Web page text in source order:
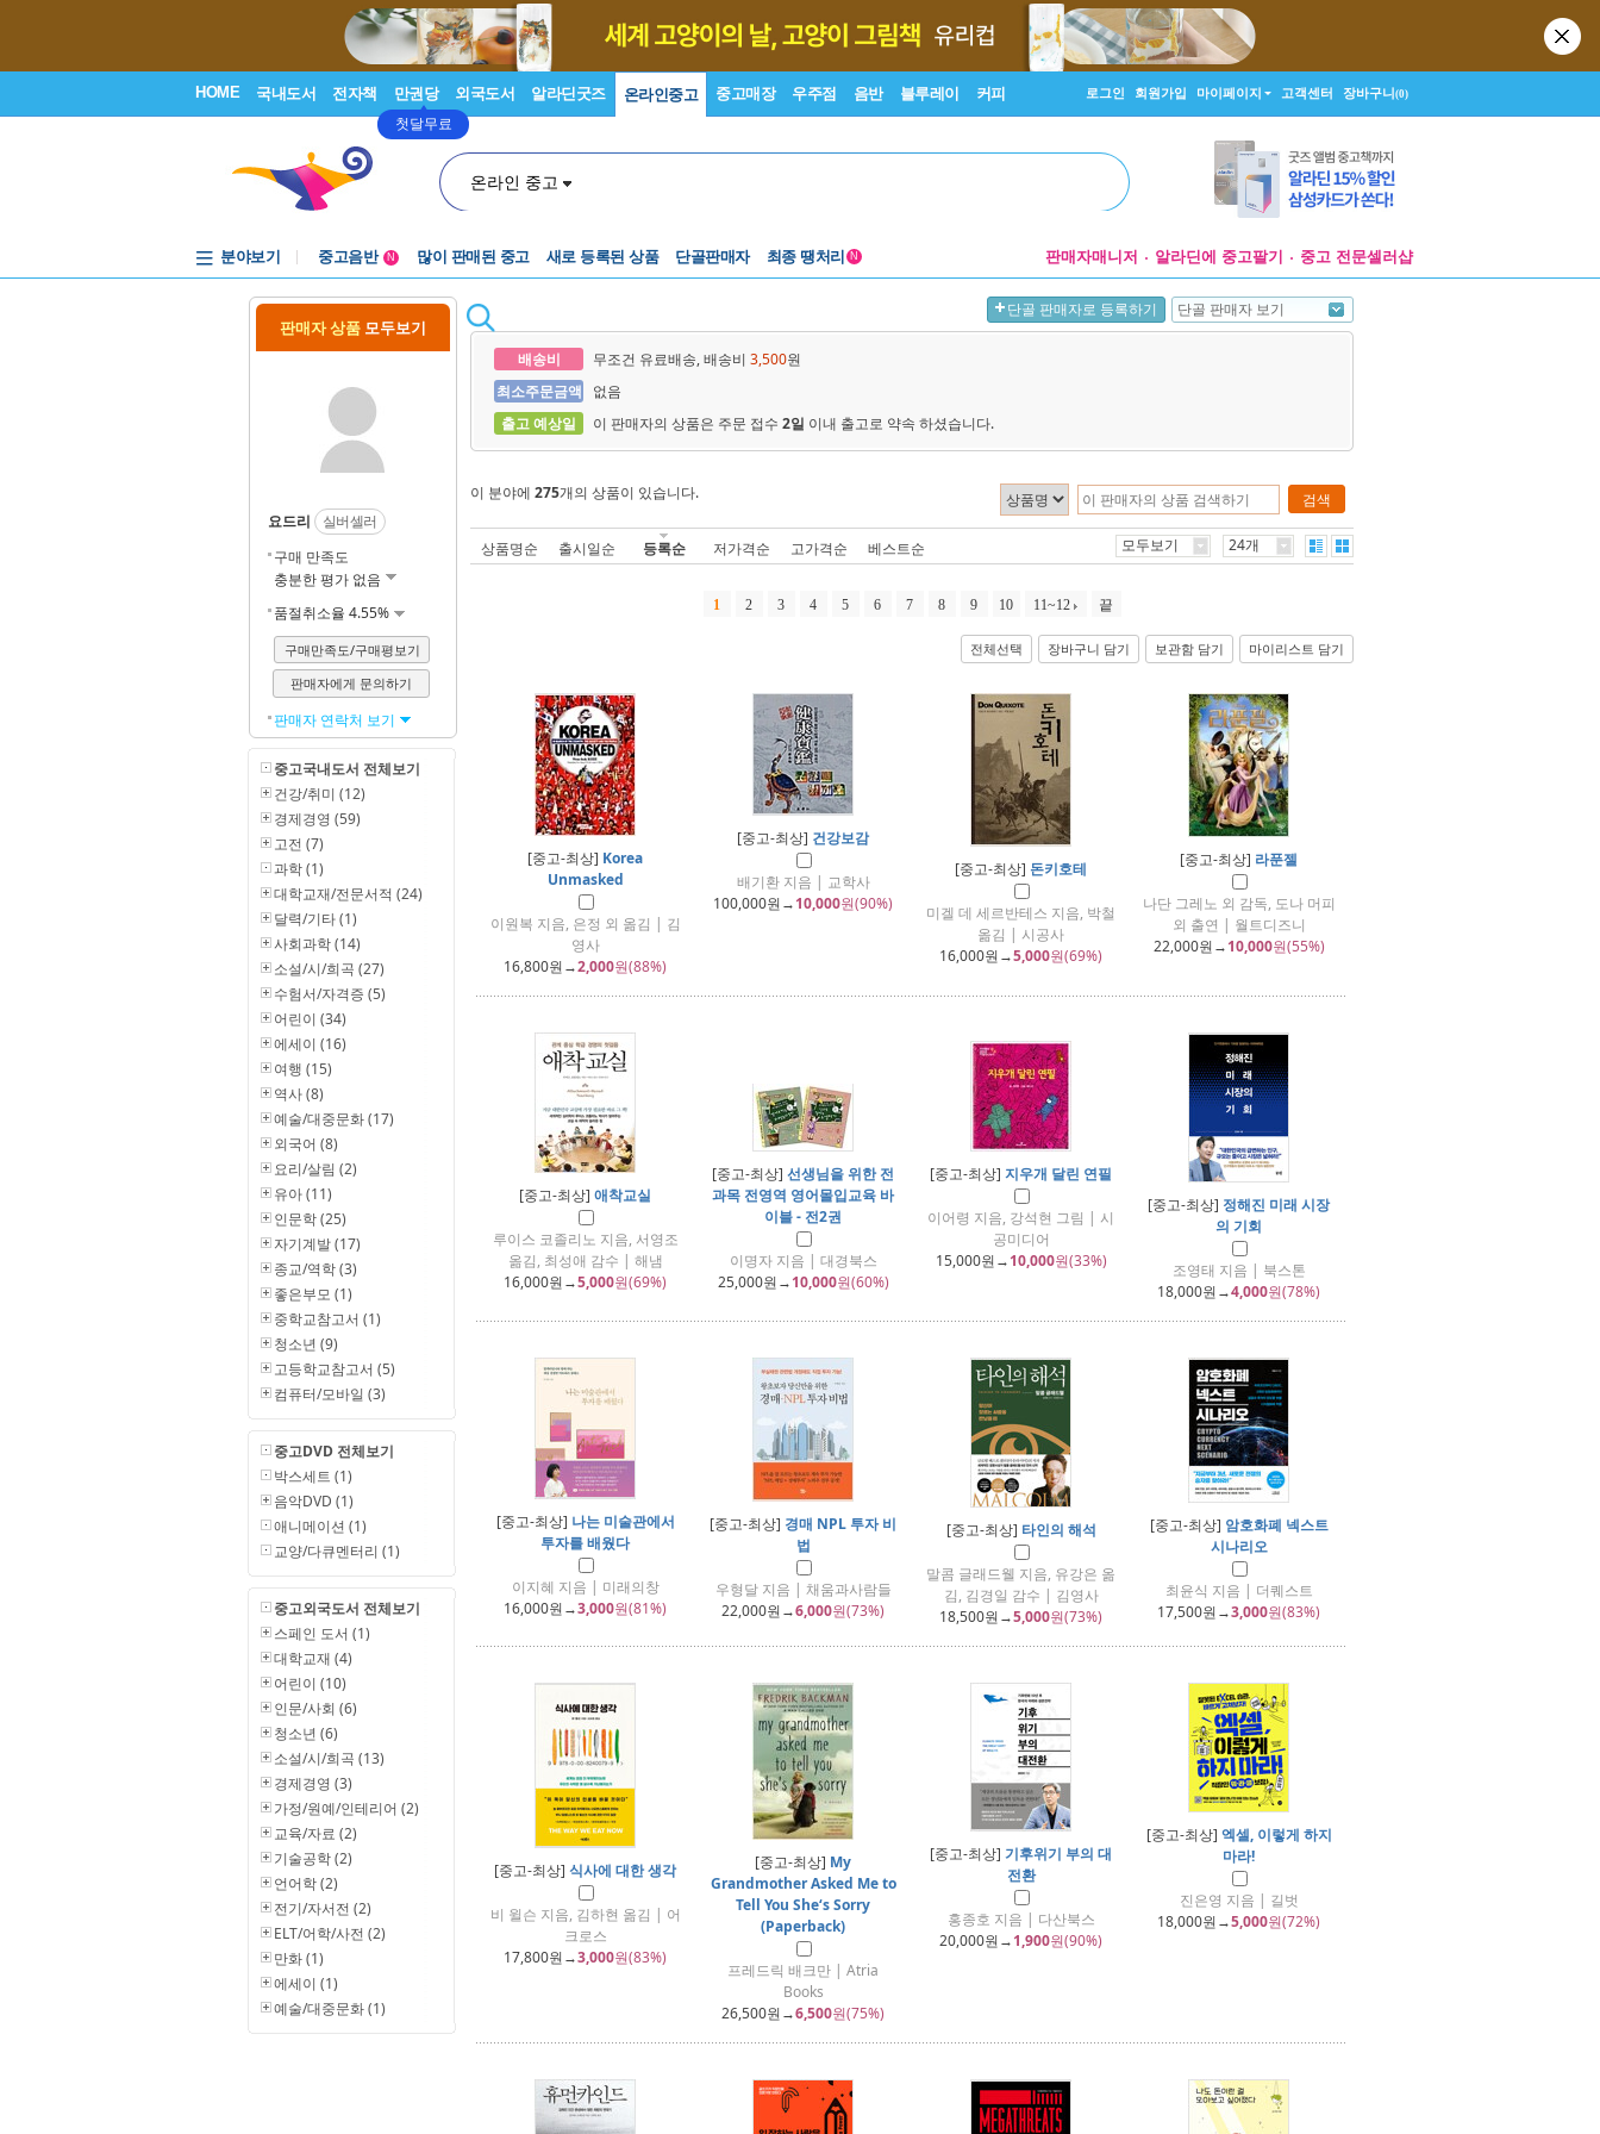
HOME 국내도서 전자책 만권당
첫달무료
외국도서 알라딘굿즈 온라인중고 중고매장 우주점 음반 블루레이 커피 로그인 회원가입 마이페이지 고객센터 장바구니(0)
온라인 중고
분야보기
중고음반
중고음반
N 많이 판매된 중고 새로 등록된 상품 단골판매자 최종 땡처리 N 판매자매니저 알라딘에 중고팔기 중고 전문셀러샵
판매자 상품 모두보기
요드리
실버셀러
구매 만족도
충분한 평가 없음
품절취소율 4.55%
구매만족도/구매평보기
판매자에게 문의하기
판매자 연락처 보기
중고국내도서 전체보기
건강/취미 (12)
경제경영 (59)
고전 (7)
과학 (1)
대학교재/전문서적 (24)
달력/기타 (1)
사회과학 (14)
소설/시/희곡 (27)
수험서/자격증 (5)
어린이 (34)
에세이 (16)
여행 (15)
역사 (8)
예술/대중문화 (17)
외국어 (8)
요리/살림 (2)
유아 (11)
인문학 (25)
자기계발 (17)
종교/역학 (3)
좋은부모 (1)
중학교참고서 (1)
청소년 (9)
고등학교참고서 (5)
컴퓨터/모바일 (3)
중고DVD 전체보기
박스세트 (1)
음악DVD (1)
애니메이션 (1)
교양/다큐멘터리 (1)
중고외국도서 전체보기
스페인 도서 (1)
대학교재 (4)
어린이 (10)
인문/사회 (6)
청소년 (6)
소설/시/희곡 (13)
경제경영 (3)
가정/원예/인테리어 (2)
교육/자료 (2)
기술공학 (2)
언어학 (2)
전기/자서전 (2)
ELT/어학/사전 (2)
만화 (1)
에세이 (1)
예술/대중문화 (1)
단골 판매자로 등록하기 단골 판매자 보기
배송비 무조건 유료배송, 배송비 3,500원
최소주문금액
없음
출고 예상일
이 판매자의 상품은 주문 접수 2일 이내 출고로 약속 하셨습니다.
검색
이 분야에 275개의 상품이 있습니다.
상품명순 출시일순 등록순 저가격순 고가격순 베스트순 모두보기 24개
1 2 3 4 5 6 7 8 9 10 11~12 끝
전체선택 장바구니 담기 보관함 담기 마이리스트 담기
[중고-최상] Korea
Unmasked
이원복 지음, 은정 외 옮김 | 김
영사
16,800원→2,000원(88%)
[중고-최상] 건강보감
배기환 지음 | 교학사
100,000원→10,000원(90%)
[중고-최상] 돈키호테
미겔 데 세르반테스 지음, 박철
옮김 | 시공사
16,000원→5,000원(69%)
[중고-최상] 라푼젤
나단 그레노 외 감독, 도나 머피
외 출연 | 월트디즈니
22,000원→10,000원(55%)
[중고-최상] 애착교실
루이스 코졸리노 지음, 서영조
옮김, 최성애 감수 | 해냄
16,000원→5,000원(69%)
[중고-최상] 선생님을 위한 전
과목 전영역 영어몰입교육 바
이블 - 전2권
이명자 지음 | 대경북스
25,000원→10,000원(60%)
[중고-최상] 지우개 달린 연필
이어령 지음, 강석현 그림 | 시
공미디어
15,000원→10,000원(33%)
[중고-최상] 정해진 미래 시장
의 기회
조영태 지음 | 북스톤
18,000원→4,000원(78%)
[중고-최상] 나는 미술관에서
투자를 배웠다
이지혜 지음 | 미래의창
16,000원→3,000원(81%)
[중고-최상] 경매 NPL 투자 비
법
우형달 지음 | 채움과사람들
22,000원→6,000원(73%)
[중고-최상] 타인의 해석
말콤 글래드웰 지음, 유강은 옮
김, 김경일 감수 | 김영사
18,500원→5,000원(73%)
[중고-최상] 암호화폐 넥스트
시나리오
최윤식 지음 | 더퀘스트
17,500원→3,000원(83%)
[중고-최상] 식사에 대한 생각
비 윌슨 지음, 김하현 옮김 | 어
크로스
17,800원→3,000원(83%)
[중고-최상] My
Grandmother Asked Me to
Tell You She‘s Sorry
(Paperback)
프레드릭 배크만 | Atria
Books
26,500원→6,500원(75%)
[중고-최상] 기후위기 부의 대
전환
홍종호 지음 | 다산북스
20,000원→1,900원(90%)
[중고-최상] 엑셀, 이렇게 하지
마라!
진은영 지음 | 길벗
18,000원→5,000원(72%)